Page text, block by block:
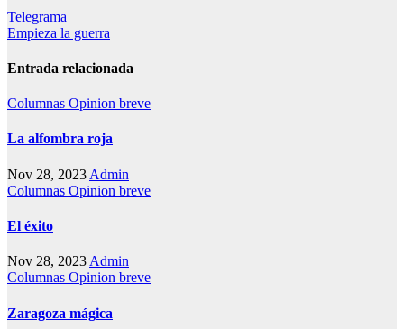
Telegrama
Empieza la guerra
Entrada relacionada
Columnas Opinion breve
La alfombra roja
Nov 28, 2023 Admin
Columnas Opinion breve
El éxito
Nov 28, 2023 Admin
Columnas Opinion breve
Zaragoza mágica